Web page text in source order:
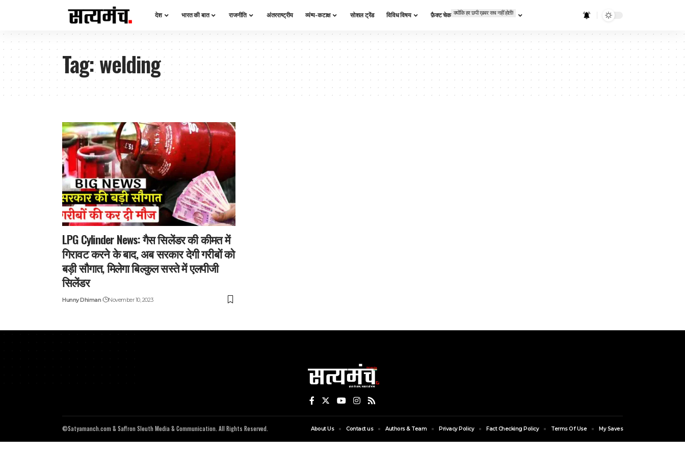
देश भारत की बात राजनीति अंतरराष्ट्रीय व्यंग्य-कटाक्ष सोशल ट्रेंड विविध विषय फ़ैक्ट चेक क्योंकि हर छपी ख़बर सच नहीं होती!
Tag:welding
LPG Cylinder News: गैस सिलेंडर की कीमत में
गिरावट करने के बाद, अब सरकार देगी गरीबों को
बड़ी सौगात, मिलेगा बिल्कुल सस्ते में एलपीजी
सिलेंडर
Hunny Dhiman November 10, 2023
©Satyamanch.com & Saffron Sleuth Media & Communication. All Rights Reserved. About Us Contact us Authors & Team Privacy Policy Fact Checking Policy Terms Of Use My Saves